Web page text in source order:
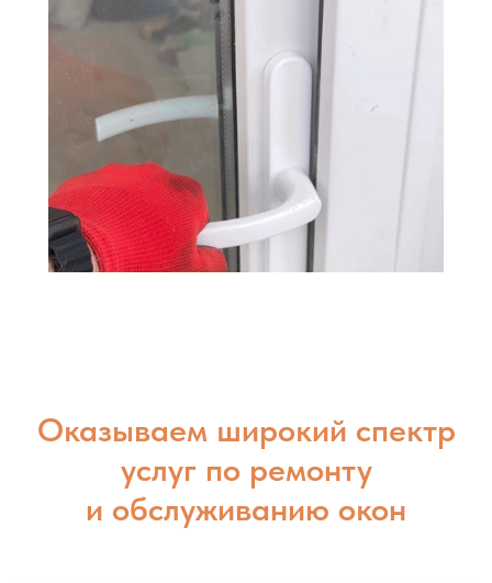
Оказываем широкий спектр
услуг по ремонту
и обслуживанию окон